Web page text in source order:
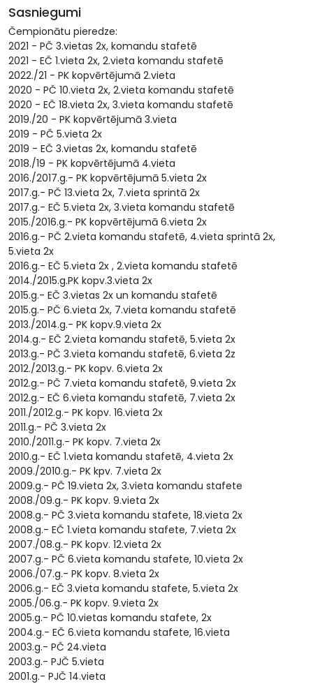
Sasniegumi
Čempionātu pieredze:
2021 - PČ 3.vietas 2x, komandu stafetē
2021 - EČ 1.vieta 2x, 2.vieta komandu stafetē
2022./21 - PK kopvērtējumā 2.vieta
2020 - PČ 10.vieta 2x, 2.vieta komandu stafetē
2020 - EČ 18.vieta 2x, 3.vieta komandu stafetē
2019./20 - PK kopvērtējumā 3.vieta
2019 - PČ 5.vieta 2x
2019 - EČ 3.vietas 2x, komandu stafetē
2018./19 - PK kopvērtējumā 4.vieta
2016./2017.g.- PK kopvērtējumā 5.vieta 2x
2017.g.- PČ 13.vieta 2x, 7.vieta sprintā 2x
2017.g.- EČ 5.vieta 2x, 3.vieta komandu stafetē
2015./2016.g.- PK kopvērtējumā 6.vieta 2x
2016.g.- PČ 2.vieta komandu stafetē, 4.vieta sprintā 2x,
5.vieta 2x
2016.g.- EČ 5.vieta 2x , 2.vieta komandu stafetē
2014./2015.g.PK kopv.3.vieta 2x
2015.g.- EČ 3.vietas 2x un komandu stafetē
2015.g.- PČ 6.vieta 2x, 7.vieta komandu stafetē
2013./2014.g.- PK kopv.9.vieta 2x
2014.g.- EČ 2.vieta komandu stafetē, 5.vieta 2x
2013.g.- PČ 3.vieta komandu stafetē, 6.vieta 2z
2012./2013.g.- PK kopv. 6.vieta 2x
2012.g.- PČ 7.vieta komandu stafetē, 9.vieta 2x
2012.g.- EČ 6.vieta komandu stafetē, 7.vieta 2x
2011./2012.g.- PK kopv. 16.vieta 2x
2011.g.- PČ 3.vieta 2x
2010./2011.g.- PK kopv. 7.vieta 2x
2010.g.- EČ 1.vieta komandu stafetē, 4.vieta 2x
2009./2010.g.- PK kpv. 7.vieta 2x
2009.g.- PČ 19.vieta 2x, 3.vieta komandu stafete
2008./09.g.- PK kopv. 9.vieta 2x
2008.g.- PČ 3.vieta komandu stafete, 18.vieta 2x
2008.g.- EČ 1.vieta komandu stafete, 7.vieta 2x
2007./08.g.- PK kopv. 12.vieta 2x
2007.g.- PČ 6.vieta komandu stafete, 10.vieta 2x
2006./07.g.- PK kopv. 8.vieta 2x
2006.g.- EČ 3.vieta komandu stafete, 5.vieta 2x
2005./06.g.- PK kopv. 9.vieta 2x
2005.g.- PČ 10.vietas komandu stafete, 2x
2004.g.- EČ 6.vieta komandu stafete, 16.vieta
2003.g.- PČ 24.vieta
2003.g.- PJČ 5.vieta
2001.g.- PJČ 14.vieta